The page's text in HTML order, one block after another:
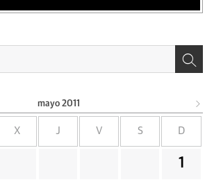
mayo 2011
X J V S D
1